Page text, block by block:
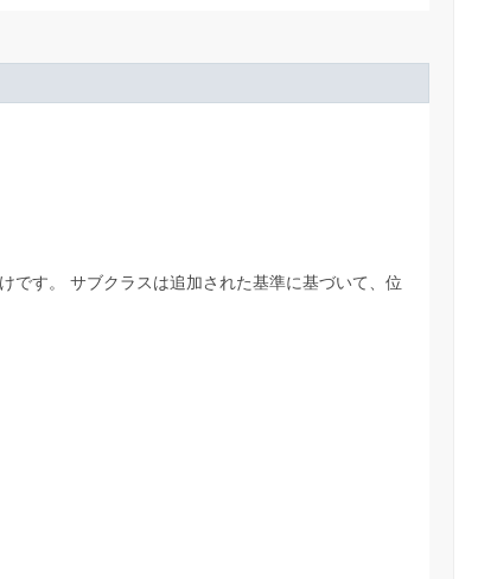
です。
サブクラスは追加された基準に基づいて、位